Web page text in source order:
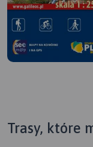
Trasy, które